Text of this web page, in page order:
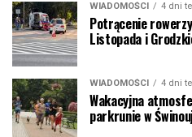
WIADOMOŚCI 4 dni
Potrącenie
Listopada i
WIADOMOŚCI 4 dni
Wakacyjna
parkrunie w